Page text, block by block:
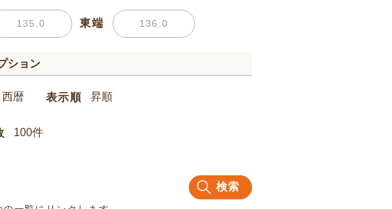
東端
ション
表示順
検索